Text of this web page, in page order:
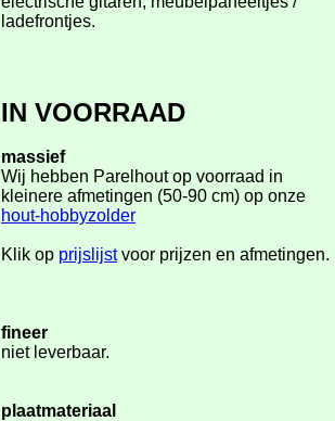
ladefrontjes.
IN VOORRAAD
massief
Wij hebben Parelhout op voorraad in
kleinere afmetingen (50-90 cm) op onze
hout-hobbyzolder
Klik op prijslijst voor prijzen en afmetingen.
fineer
niet leverbaar.
plaatmateriaal